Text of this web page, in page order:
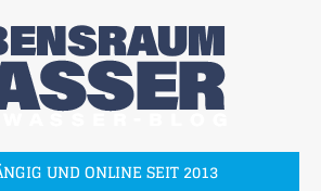
UND ONLINE SEIT 2013